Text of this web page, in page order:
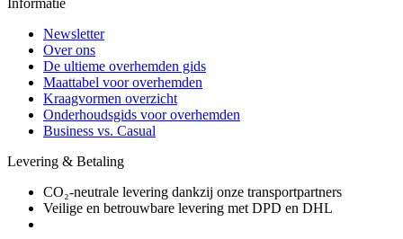
Informatie
Newsletter
Over ons
De ultieme overhemden gids
Maattabel voor overhemden
Kraagvormen overzicht
Onderhoudsgids voor overhemden
Business vs. Casual
Levering & Betaling
CO₂-neutrale levering dankzij onze transportpartners
Veilige en betrouwbare levering met DPD en DHL